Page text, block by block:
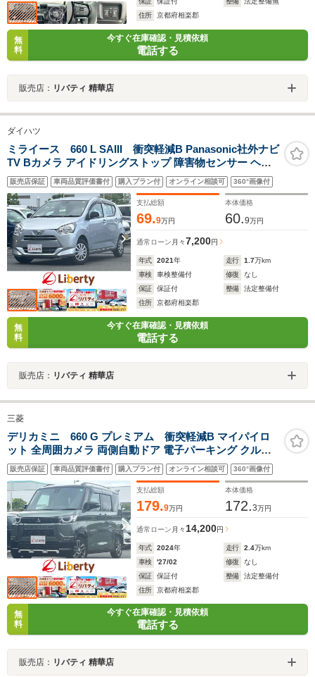
住所
京都府相楽郡
無
料
今すぐ在庫確認・見積依頼
電話する
販売店： リバティ 精華店
ダイハツ
ミライース 660 L SAIII 衝突軽減B Panasonic社外ナビ
TV Bカメラ アイドリングストップ 障害物センサー ヘッ
ドライトレベライザー オートハイビーム ETC
販売店保証 車両品質評価書付 購入プラン付 オンライン相談可 360°画像付
支払総額
69.9万円
本体価格
60.9万円
通常ローン 月々7,200円
年式 2021年 走行 1.7万km
車検
車検整備付 修復
なし
保証
保証付 整備
法定整備付
住所
京都府相楽郡
無
料
今すぐ在庫確認・見積依頼
電話する
販売店： リバティ 精華店
三菱
デリカミニ 660 G プレミアム 衝突軽減B マイパイロ
ット 全周囲カメラ 両側自動ドア 電子パーキング クルー
ズコントロール LEDヘッドライト フォグライト スマート
キー プッシュスタート アイドリングストップ 前席シート
ヒーター 純正アルミ
販売店保証 車両品質評価書付 購入プラン付 オンライン相談可 360°画像付
支払総額
179.9万円
本体価格
172.3万円
通常ローン 月々 14,200円
年式 2024年 走行 2.4万km
車検
'27/02 修復
なし
保証
保証付 整備
法定整備付
住所
京都府相楽郡
無
料
今すぐ在庫確認・見積依頼
電話する
販売店： リバティ 精華店